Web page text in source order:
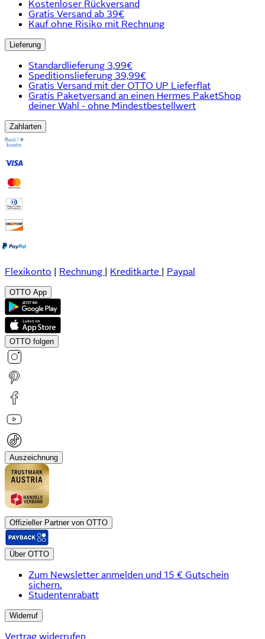
Kostenloser Rückversand
Gratis Versand ab 39€
Kauf ohne Risiko mit Rechnung
Lieferung
Standardlieferung 3,99€
Speditionslieferung 39,99€
Gratis Versand mit der OTTO UP Lieferflat
Gratis Paketversand an einen Hermes PaketShop
deiner Wahl - ohne Mindestbestellwert
Zahlarten
Flexikonto Rechnung Kreditkarte Paypal
OTTO App
OTTO folgen
Auszeichnung
Offizieller Partner von OTTO
Über OTTO
Zum Newsletter anmelden und 15 € Gutschein
sichern.
Studentenrabatt
Widerruf
Vertrag widerrufen